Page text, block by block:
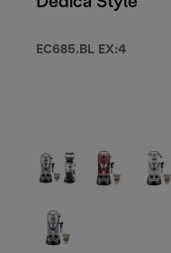
EC685.BL EX:4